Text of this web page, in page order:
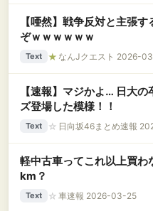
【唖然】戦争反対と主張
ぞｗｗｗｗｗｗ
Text ★ なんJクエスト 2026-
【速報】マジかよ… 日大
ズ登場した模様！！
Text ☆ 日向坂46まとめ速報
軽中古車ってこれ以上買
km？
Text ☆ 車速報 2026-03-25